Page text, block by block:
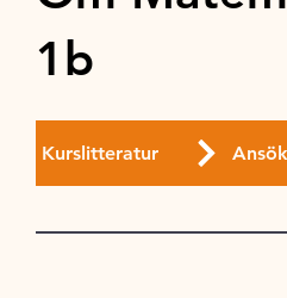
1b
Kurslitteratur Ansök